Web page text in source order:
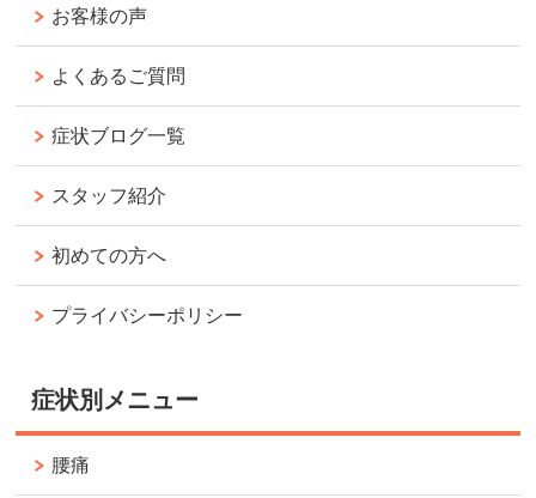
お客様の声
よくあるご質問
症状ブログ一覧
スタッフ紹介
初めての方へ
プライバシーポリシー
症状別メニュー
腰痛